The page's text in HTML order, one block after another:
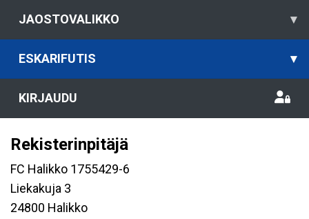
JAOSTOVALIKKO ▾
ESKARIFUTIS ▾
KIRJAUDU
Rekisterinpitäjä
FC Halikko 1755429-6
Liekakuja 3
24800 Halikko